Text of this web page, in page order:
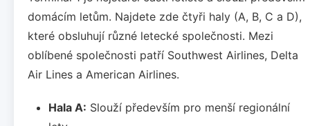
domácím letům. Najdete zde čtyři haly (A, B, C a D),
které obsluhují různé letecké společnosti. Mezi
oblíbené společnosti patří Southwest Airlines, Delta
Air Lines a American Airlines.
Hala A: Slouží především pro menší regionální